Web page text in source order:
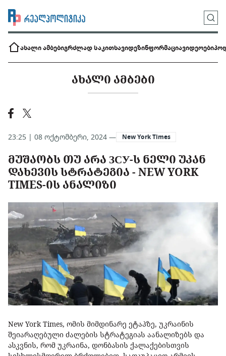
ახალი ამბებიგრძლად საკითხავიდეზინფორმაციავიდეოები
ᲐᲮᲐᲚᲘ ᲐᲛᲑᲔᲑᲘ
23:25 | 08 ოქტომბერი, 2024 — New York Times
ᲛᲣᲨᲐᲝᲑᲡ ᲗᲣ ᲐᲠᲐ ЗСУ-Ს ᲜᲔᲚᲘ ᲣᲙᲐᲜ
ᲓᲐᲮᲔᲕᲘᲡ ᲡᲢᲠᲐᲢᲔᲒᲘᲐ - NEW YORK
TIMES-ᲘᲡ ᲐᲜᲐᲚᲘᲖᲘ
New York Times, ომის მიმდინარე ეტაპზე, უკრაინის
შეიარაღებული ძალების სტრატეგიას აანალიზებს და
ასკვნის, რომ უკრაინა, დონბასის ქალაქებისთვის